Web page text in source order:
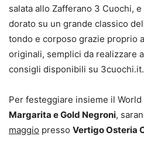
salata allo Zafferano 3 Cuochi, e
dorato su un grande classico
tondo e corposo grazie proprio
originali, semplici da realizzare
consigli disponibili su 3cuochi.it.
Per festeggiare insieme il World
Margarita e Gold Negroni,
maggio presso Vertigo Osteria